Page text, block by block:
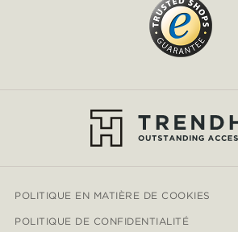
POLITIQUE EN MATIÈRE DE COOKIES
POLITIQUE DE CONFIDENTIALITÉ